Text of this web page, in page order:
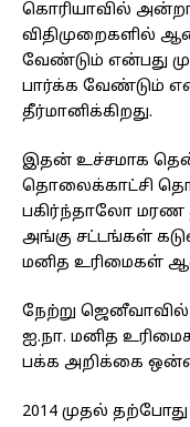
கொரியாவில்
விதிமுறைகளில்
வேண்டும் என்பது
பார்க்க வேண்டும்
தீர்மானிக்கிறது.
இதன் உச்சமாக தென்
தொலைக்காட்சி
பகிர்ந்தாலோ மரண
அங்கு சட்டங்கள்
மனித உரிமைகள்
நேற்று ஜெனீவாவில்
ஐ.நா. மனித
பக்க அறிக்கை
2014 முதல்